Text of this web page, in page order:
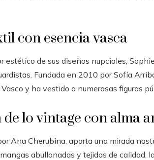
con esencia vasca
estético de sus diseños nupciales,
Fundada en 2010 por Sofía
y ha vestido a numerosas figuras
lo vintage con alma
Ana Cherubina, aporta una mirada
abullonadas y tejidos de calidad,